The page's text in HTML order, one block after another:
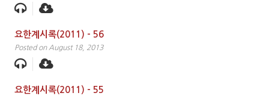
요한계시록(2011) – 56
Posted on August 18, 2013
요한계시록(2011) – 55